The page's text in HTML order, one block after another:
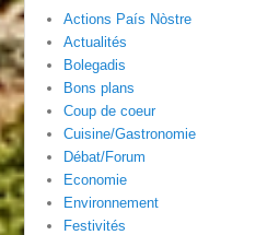
Actions País Nòstre
Actualités
Bolegadis
Bons plans
Coup de coeur
Cuisine/Gastronomie
Débat/Forum
Economie
Environnement
Festivités